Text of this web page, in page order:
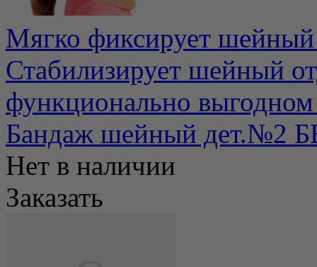
Мягко фиксирует шейный
Стабилизирует шейный
функционально
Бандаж шейный дет.№2
Нет в наличии
Заказать